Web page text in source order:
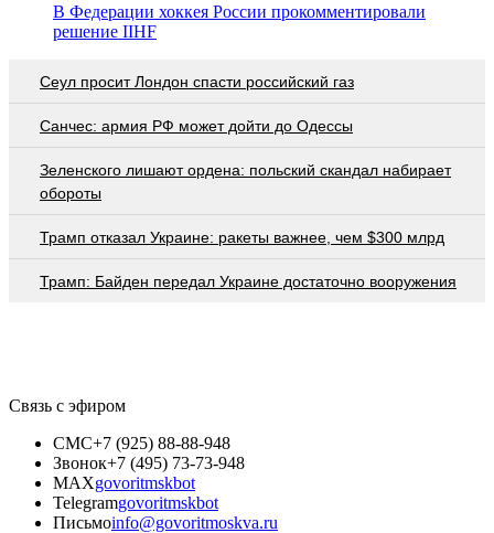
В Федерации хоккея России прокомментировали
решение IIHF
Сеул просит Лондон спасти российский газ
Санчес: армия РФ может дойти до Одессы
Зеленского лишают ордена: польский скандал набирает
обороты
Трамп отказал Украине: ракеты важнее, чем $300 млрд
Трамп: Байден передал Украине достаточно вооружения
Связь с эфиром
СМС+7 (925) 88-88-948
Звонок+7 (495) 73-73-948
MAXgovoritmskbot
Telegramgovoritmskbot
Письмоinfo@govoritmoskva.ru